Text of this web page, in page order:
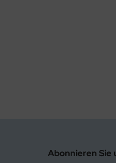
Abonnieren Sie